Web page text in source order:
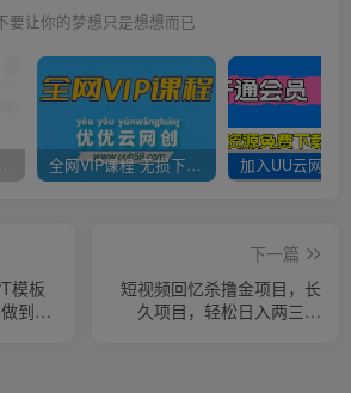
要让你的梦想只是想想而已
你还在到处找项目？还在当韭菜？我靠卖项目一个月收入5万+，曾经我也是个失败者。 全网VIP课程 无损下载~
模板
到的
下一篇
短视频回忆杀撸金项目，长
久项目，轻松日入两三张